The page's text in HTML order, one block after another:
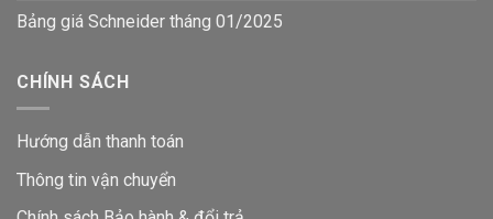
Bảng giá Schneider tháng 01/2025
CHÍNH SÁCH
Hướng dẫn thanh toán
Thông tin vận chuyển